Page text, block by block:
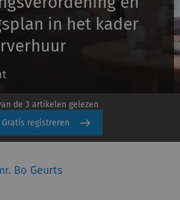
Inloggen
in het kader
de 3 artikelen gelezen
Gratis registreren
Bo Geurts